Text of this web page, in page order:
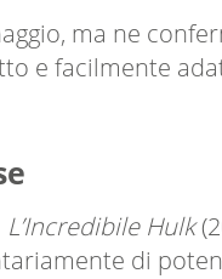
ma ne
e facilmente
L’Incredibile Hulk
di